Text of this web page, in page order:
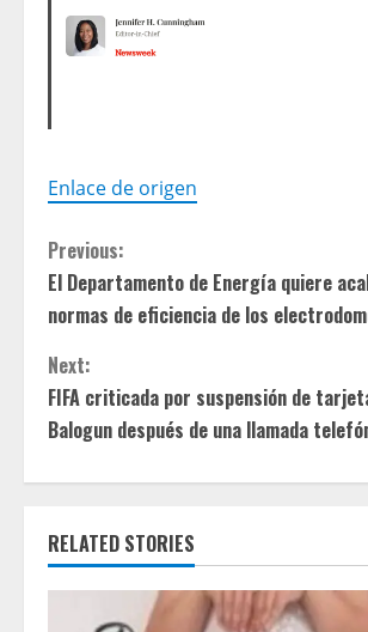
Enlace de origen
C
o
n
t
u
Previous:
El Departamento de Energía quiere
normas de eficiencia de los
Next:
FIFA criticada por suspensión de
Balogun después de una llamada
RELATED STORIES